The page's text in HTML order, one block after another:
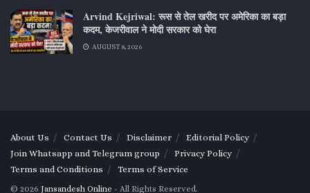
Arvind Kejriwal: रूस से तेल खरीद पर अमेरिका का बड़ा
कदम, केजरीवाल ने मोदी सरकार को घेरा
AUGUST 8, 2026
About Us Contact Us Disclaimer
Editorial Policy
Join Whatsapp and Telegram group
Privacy Policy
Terms and Conditions
Terms of Service
© 2026 Jansandesh Online - All Rights Reserved.